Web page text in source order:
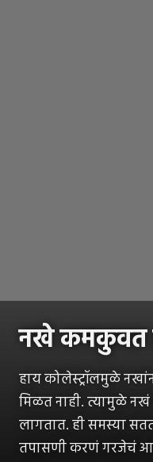
नखे कमकुवत
हाय कोलेस्ट्रॉलमुळे
मिळत नाही. त्यामुळे
लागतात. ही समस्या
तपासणी करणं गरजेचं